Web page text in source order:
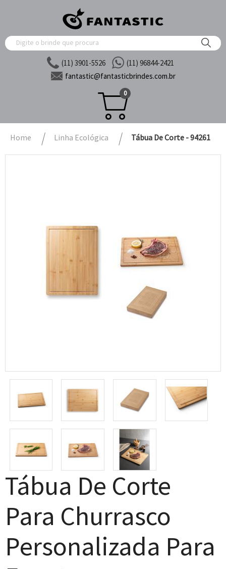
(11) 3901-5526
(11) 96844-2421
fantastic@fantasticbrindes.com.br
0
Home Linha Ecológica Tábua De Corte - 94261
Tábua De Corte
Para Churrasco
Personalizada Para